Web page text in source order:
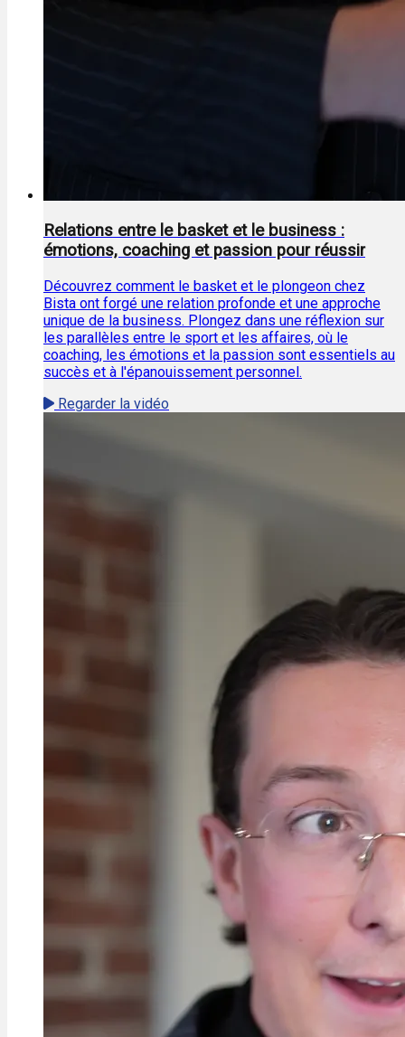
Relations entre le basket et le business :
émotions, coaching et passion pour réussir
Découvrez comment le basket et le plongeon chez
Bista ont forgé une relation profonde et une approche
unique de la business. Plongez dans une réflexion sur
les parallèles entre le sport et les affaires, où le
coaching, les émotions et la passion sont essentiels au
succès et à l'épanouissement personnel.
Regarder la vidéo